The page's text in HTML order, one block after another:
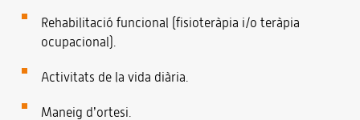
Rehabilitació funcional (fisioteràpia i/o teràpia
ocupacional).
Activitats de la vida diària.
Maneig d’ortesi.